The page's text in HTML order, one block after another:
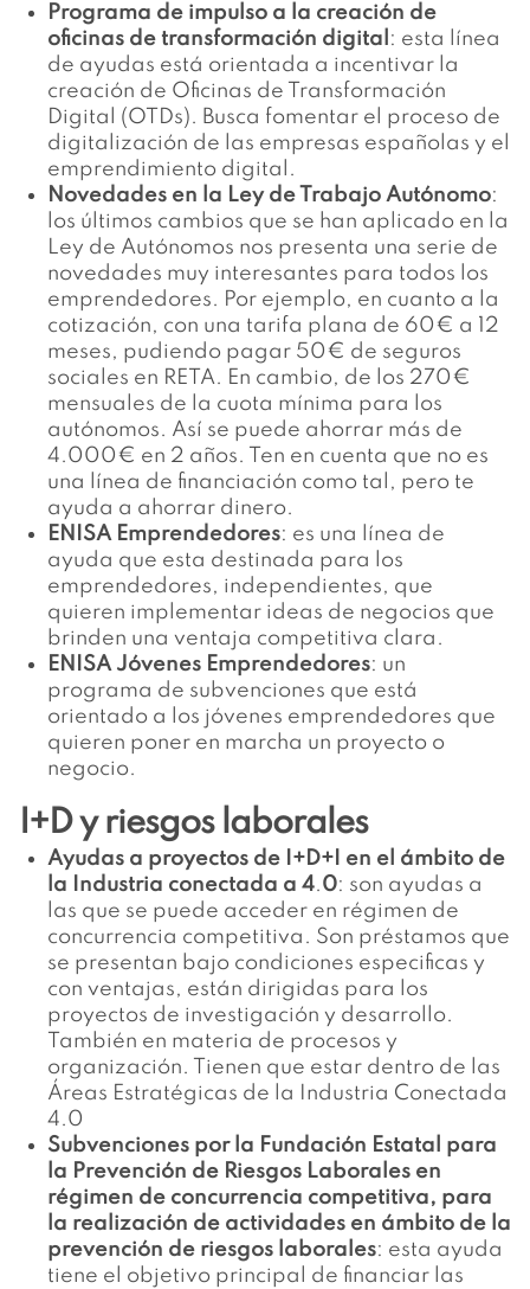
Programa de impulso a la creación de
oficinas de transformación digital : esta línea
de ayudas está orientada a incentivar la
creación de Oficinas de Transformación
Digital (OTDs). Busca fomentar el proceso de
digitalización de las empresas españolas y el
emprendimiento digital.
Novedades en la Ley de Trabajo Autónomo:
los últimos cambios que se han aplicado en la
Ley de Autónomos nos presenta una serie de
novedades muy interesantes para todos los
emprendedores. Por ejemplo, en cuanto a la
cotización, con una tarifa plana de 60€ a 12
meses, pudiendo pagar 50€ de seguros
sociales en RETA. En cambio, de los 270€
mensuales de la cuota mínima para los
autónomos. Así se puede ahorrar más de
4.000€ en 2 años. Ten en cuenta que no es
una línea de financiación como tal, pero te
ayuda a ahorrar dinero.
ENISA Emprendedores: es una línea de
ayuda que esta destinada para los
emprendedores, independientes, que
quieren implementar ideas de negocios que
brinden una ventaja competitiva clara.
ENISA Jóvenes Emprendedores: un
programa de subvenciones que está
orientado a los jóvenes emprendedores que
quieren poner en marcha un proyecto o
negocio.
I+D y riesgos laborales
Ayudas a proyectos de I+D+I en el ámbito de
la Industria conectada a 4.0: son ayudas a
las que se puede acceder en régimen de
concurrencia competitiva. Son préstamos que
se presentan bajo condiciones especificas y
con ventajas, están dirigidas para los
proyectos de investigación y desarrollo.
También en materia de procesos y
organización. Tienen que estar dentro de las
Áreas Estratégicas de la Industria Conectada
4.0
Subvenciones por la Fundación Estatal para
la Prevención de Riesgos Laborales en
régimen de concurrencia competitiva, para
la realización de actividades en ámbito de la
prevención de riesgos laborales: esta ayuda
tiene el objetivo principal de financiar las